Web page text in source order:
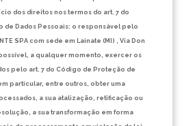
dos direitos nos termos do art. 7 do
de Dados Pessoais: o responsável pelo
SPA com sede em Lainate (MI) , Via Don
a qualquer momento, exercer os
pelo art. 7 do Código de Proteção de
particular, entre outros, obter uma
a sua atalização, retificação ou
a sua transformação em forma